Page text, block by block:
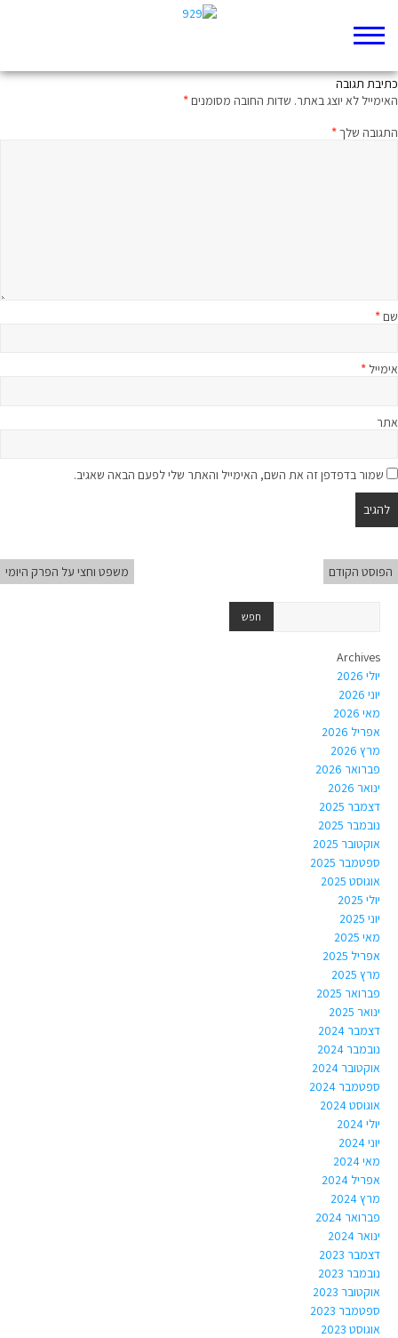
כתיבת תגובה
האימייל לא יוצג באתר. שדות החובה מסומנים*
התגובה שלך*
שם*
אימייל *
אתר
שמור בדפדפן זה את השם, האימייל והאתר שלי לפעם הבאה שאגיב.
הפוסט הקודם משפט וחצי על הפרק היומי
Archives
יולי 2026
יוני 2026
מאי 2026
אפריל 2026
מרץ 2026
פברואר 2026
ינואר 2026
דצמבר 2025
נובמבר 2025
אוקטובר 2025
ספטמבר 2025
אוגוסט 2025
יולי 2025
יוני 2025
מאי 2025
אפריל 2025
מרץ 2025
פברואר 2025
ינואר 2025
דצמבר 2024
נובמבר 2024
אוקטובר 2024
ספטמבר 2024
אוגוסט 2024
יולי 2024
יוני 2024
מאי 2024
אפריל 2024
מרץ 2024
פברואר 2024
ינואר 2024
דצמבר 2023
נובמבר 2023
אוקטובר 2023
ספטמבר 2023
אוגוסט 2023